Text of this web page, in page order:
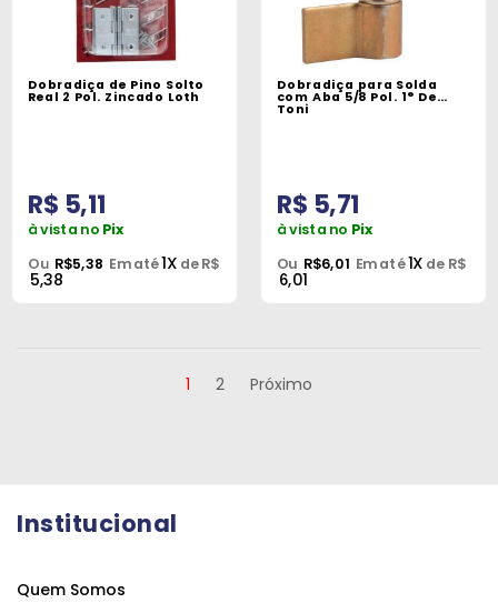
Dobradiça de Pino Solto
Real 2 Pol. Zincado Loth
R$ 5,11
à vista no Pix
Ou R$5,38 Em até1X de R$
5,38
Dobradiça para Solda
com Aba 5/8 Pol. 1° De
Toni
R$ 5,71
à vista no Pix
Ou R$6,01 Em até1X de R$
6,01
1 2 Próximo
Institucional
Quem Somos